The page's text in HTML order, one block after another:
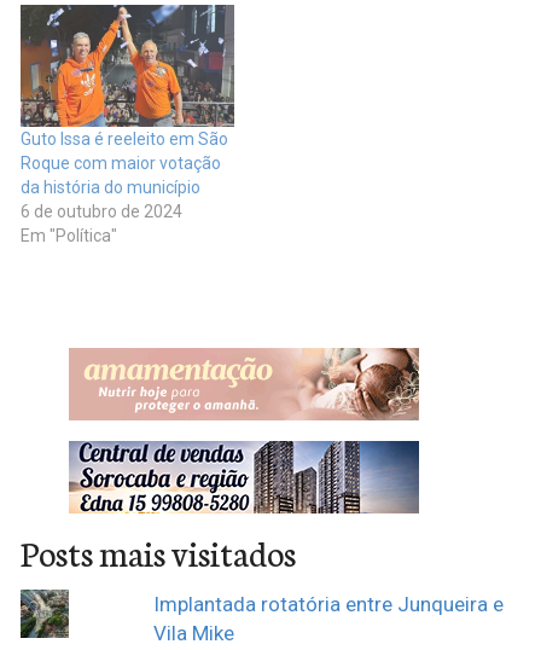
Guto Issa é reeleito em São
Roque com maior votação
da história do município
6 de outubro de 2024
Em "Política"
Posts mais visitados
Implantada rotatória entre Junqueira e
Vila Mike